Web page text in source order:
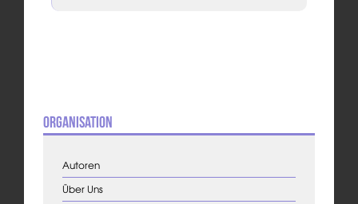
Organisation
Autoren
Über Uns